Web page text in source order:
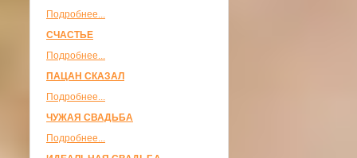
Подробнее...
СЧАСТЬЕ
Подробнее...
ПАЦАН СКАЗАЛ
Подробнее...
ЧУЖАЯ СВАДЬБА
Подробнее...